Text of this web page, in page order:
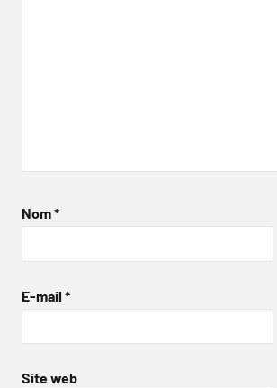
Nom*
E-mail *
Site web